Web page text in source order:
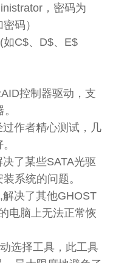
，密码为
码）
C$、D$、E$
控制器驱动，支
作者精心测试，几
了某些SATA光驱
系统的问题。
决了其他GHOST
电脑上无法正常恢
选择工具，此工具